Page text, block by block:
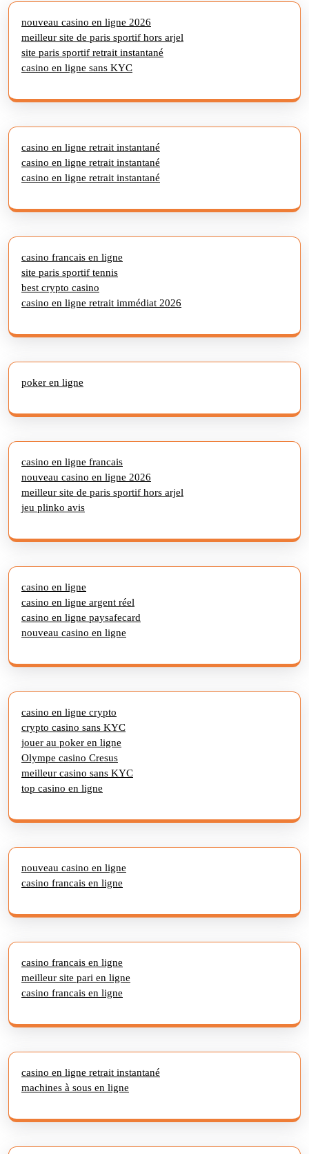
nouveau casino en ligne 2026
meilleur site de paris sportif hors arjel
site paris sportif retrait instantané
casino en ligne sans KYC
casino en ligne retrait instantané
casino en ligne retrait instantané
casino en ligne retrait instantané
casino francais en ligne
site paris sportif tennis
best crypto casino
casino en ligne retrait immédiat 2026
poker en ligne
casino en ligne francais
nouveau casino en ligne 2026
meilleur site de paris sportif hors arjel
jeu plinko avis
casino en ligne
casino en ligne argent réel
casino en ligne paysafecard
nouveau casino en ligne
casino en ligne crypto
crypto casino sans KYC
jouer au poker en ligne
Olympe casino Cresus
meilleur casino sans KYC
top casino en ligne
nouveau casino en ligne
casino francais en ligne
casino francais en ligne
meilleur site pari en ligne
casino francais en ligne
casino en ligne retrait instantané
machines à sous en ligne